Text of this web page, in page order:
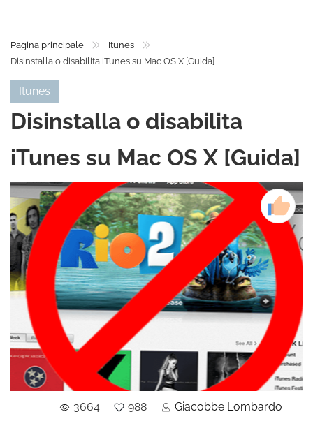
Pagina principale
Itunes
Disinstalla o disabilita iTunes su Mac OS X [Guida]
Itunes
Disinstalla o disabilita
iTunes su Mac OS X [Guida]
3664 988 Giacobbe Lombardo